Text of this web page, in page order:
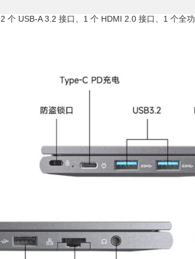
USB-A 3.2 接口、1 个 HDMI 2.0 接口、1 个全